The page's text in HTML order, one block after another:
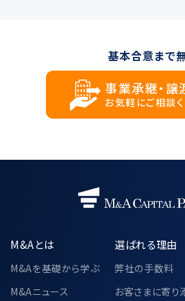
基本合意まで
事業承継・
お気軽にご相談く
M&Aとは
M&Aを基礎から学ぶ
M&Aニュース
選ばれる理由
弊社の手数料
お客さまに寄り